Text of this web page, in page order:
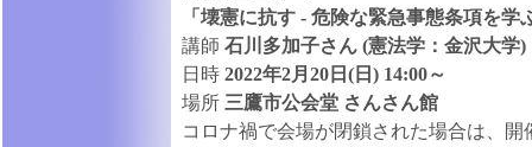
「壊憲に抗す - 危険な緊急事態条項を学
講師 石川多加子さん (憲法学：金沢大学)
日時 2022年2月20日(日) 14:00～
場所 三鷹市公会堂 さんさん館
コロナ禍で会場が閉鎖された場合は、